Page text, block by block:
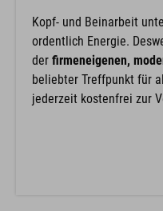
Kopf- und Beinarbeit
ordentlich Energie.
der firmeneigenen,
beliebter Treffpunkt für
jederzeit kostenfrei zur